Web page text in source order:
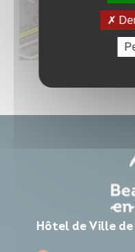
Hôtel de Ville